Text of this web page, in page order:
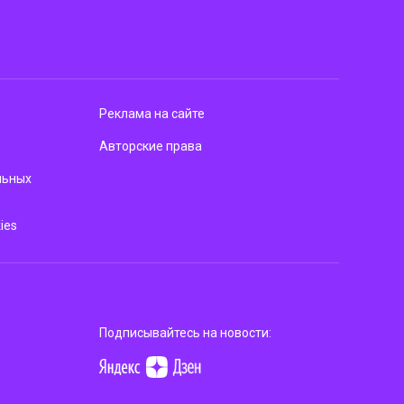
Реклама на сайте
Авторские права
Подписывайтесь на новости: